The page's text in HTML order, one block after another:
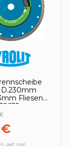
Fliesen
€
ggf. zzgl.